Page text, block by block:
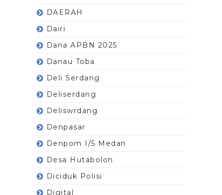
DAERAH
Dairi
Dana APBN 2025
Danau Toba
Deli Serdang
Deliserdang
Deliswrdang
Denpasar
Denpom I/5 Medan
Desa Hutabolon
Diciduk Polisi
Digital